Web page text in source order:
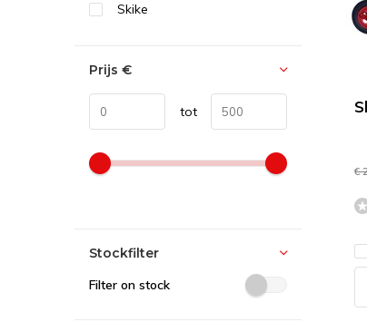
€
Skike
Prijs €
tot
Stockfilter
Filter on stock